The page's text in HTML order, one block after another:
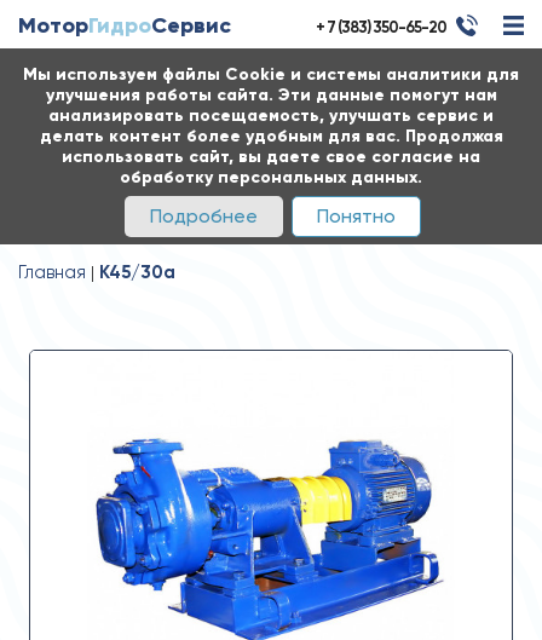
Мы используем файлы Cookie и системы аналитики для
улучшения работы сайта. Эти данные помогут нам
анализировать посещаемость, улучшать сервис и
делать контент более удобным для вас. Продолжая
использовать сайт, вы даете свое согласие на
обработку персональных данных.
Подробнее Понятно
МоторГидроСервис + 7 (383) 350-65-20
Главная К45/30а